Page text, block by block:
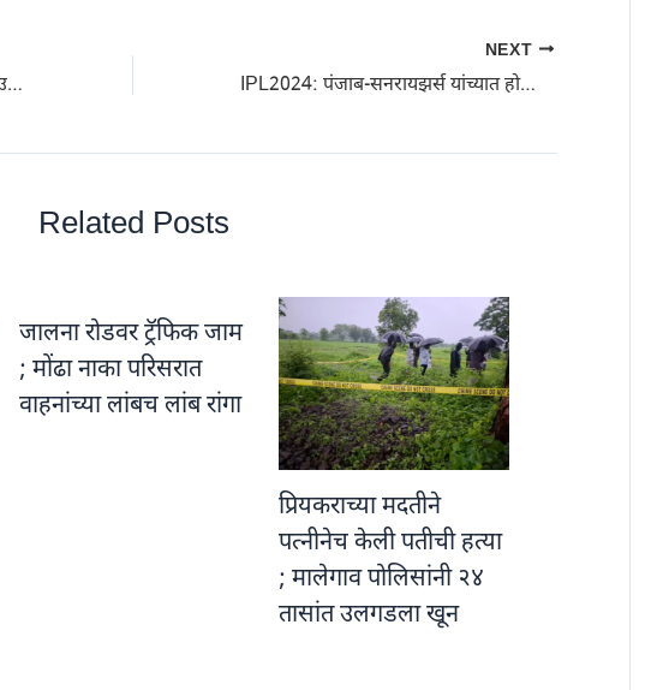
Girl dies due to lack of treatment: उपचाराअभावी मुलीचा मृत्यू; नंतर हतबल पित्यानेही संपविले जीवन
NEXT
IPL2024: पंजाब-सनरायझर्स यांच्यात होणार रोमांचक सामना
Related Posts
जालना रोडवर ट्रॅफिक जाम
; मोंढा नाका परिसरात
वाहनांच्या लांबच लांब रांगा
प्रियकराच्या मदतीने
पत्नीनेच केली पतीची हत्या
; मालेगाव पोलिसांनी २४
तासांत उलगडला खून